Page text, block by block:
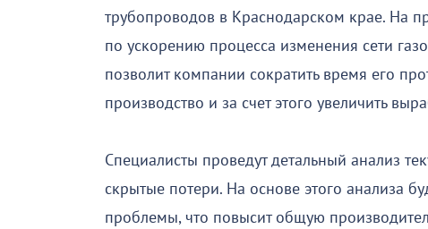
трубопроводов в Краснодарском крае. На
по ускорению процесса изменения сети
позволит компании сократить время его
производство и за счет этого увеличить
Специалисты проведут детальный анализ
скрытые потери. На основе этого анализа
проблемы, что повысит общую